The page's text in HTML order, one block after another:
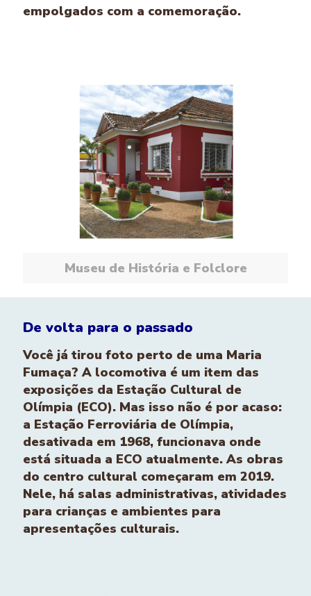
empolgados com a comemoração.
Museu de História e Folclore
De volta para o passado
Você já tirou foto perto de uma Maria
Fumaça? A locomotiva é um item das
exposições da Estação Cultural de
Olímpia (ECO). Mas isso não é por acaso:
a Estação Ferroviária de Olímpia,
desativada em 1968, funcionava onde
está situada a ECO atualmente. As obras
do centro cultural começaram em 2019.
Nele, há salas administrativas, atividades
para crianças e ambientes para
apresentações culturais.